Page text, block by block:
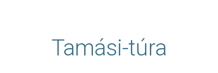
Tamási-túra​